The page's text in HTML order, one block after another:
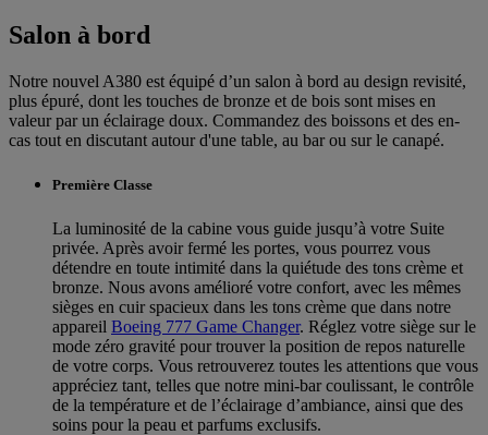
Salon à bord
Notre nouvel A380 est équipé d’un salon à bord au design revisité,
plus épuré, dont les touches de bronze et de bois sont mises en
valeur par un éclairage doux. Commandez des boissons et des en-
cas tout en discutant autour d'une table, au bar ou sur le canapé.
Première Classe
La luminosité de la cabine vous guide jusqu’à votre Suite
privée. Après avoir fermé les portes, vous pourrez vous
détendre en toute intimité dans la quiétude des tons crème et
bronze. Nous avons amélioré votre confort, avec les mêmes
sièges en cuir spacieux dans les tons crème que dans notre
appareil Boeing 777 Game Changer. Réglez votre siège sur le
mode zéro gravité pour trouver la position de repos naturelle
de votre corps. Vous retrouverez toutes les attentions que vous
appréciez tant, telles que notre mini-bar coulissant, le contrôle
de la température et de l’éclairage d’ambiance, ainsi que des
soins pour la peau et parfums exclusifs.